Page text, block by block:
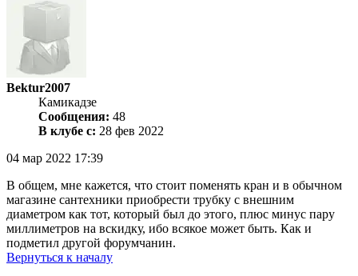
Bektur2007
Камикадзе
Сообщения: 48
В клубе с: 28 фев 2022
04 мар 2022 17:39
В общем, мне кажется, что стоит поменять кран и в обычном
магазине сантехники приобрести трубку с внешним
диаметром как тот, который был до этого, плюс минус пару
миллиметров на вскидку, ибо всякое может быть. Как и
подметил другой форумчанин.
Вернуться к началу